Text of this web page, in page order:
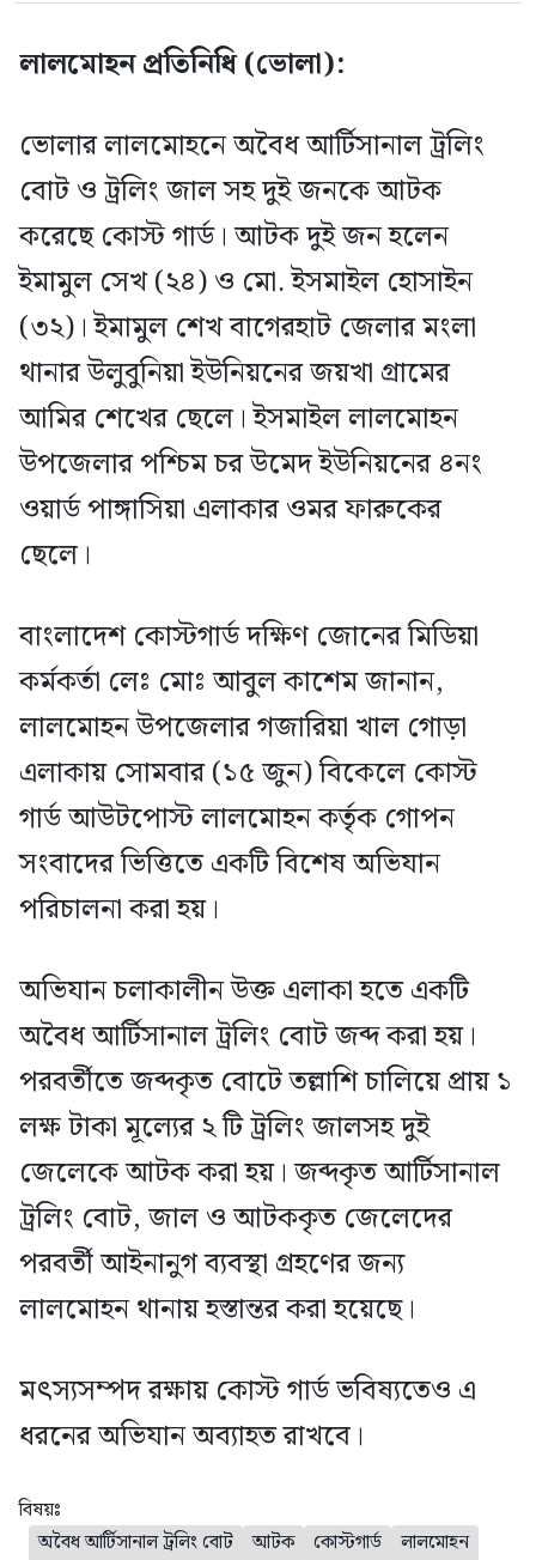
লালমোহন প্রতিনিধি (ভোলা):
ভোলার লালমোহনে অবৈধ আর্টিসানাল ট্রলিং
বোট ও ট্রলিং জাল সহ দুই জনকে আটক
করেছে কোস্ট গার্ড। আটক দুই জন হলেন
ইমামুল সেখ (২৪) ও মো. ইসমাইল হোসাইন
(৩২)। ইমামুল শেখ বাগেরহাট জেলার মংলা
থানার উলুবুনিয়া ইউনিয়নের জয়খা গ্রামের
আমির শেখের ছেলে। ইসমাইল লালমোহন
উপজেলার পশ্চিম চর উমেদ ইউনিয়নের ৪নং
ওয়ার্ড পাঙ্গাসিয়া এলাকার ওমর ফারুকের
ছেলে।
বাংলাদেশ কোস্টগার্ড দক্ষিণ জোনের মিডিয়া
কর্মকর্তা লেঃ মোঃ আবুল কাশেম জানান,
লালমোহন উপজেলার গজারিয়া খাল গোড়া
এলাকায় সোমবার (১৫ জুন) বিকেলে কোস্ট
গার্ড আউটপোস্ট লালমোহন কর্তৃক গোপন
সংবাদের ভিত্তিতে একটি বিশেষ অভিযান
পরিচালনা করা হয়।
অভিযান চলাকালীন উক্ত এলাকা হতে একটি
অবৈধ আর্টিসানাল ট্রলিং বোট জব্দ করা হয়।
পরবর্তীতে জব্দকৃত বোটে তল্লাশি চালিয়ে প্রায় ১
লক্ষ টাকা মূল্যের ২ টি ট্রলিং জালসহ দুই
জেলেকে আটক করা হয়। জব্দকৃত আর্টিসানাল
ট্রলিং বোট, জাল ও আটককৃত জেলেদের
পরবর্তী আইনানুগ ব্যবস্থা গ্রহণের জন্য
লালমোহন থানায় হস্তান্তর করা হয়েছে।
মৎস্যসম্পদ রক্ষায় কোস্ট গার্ড ভবিষ্যতেও এ
ধরনের অভিযান অব্যাহত রাখবে।
বিষয়ঃ
অবৈধ আর্টিসানাল ট্রলিং বোট
আটক কোস্টগার্ড লালমোহন